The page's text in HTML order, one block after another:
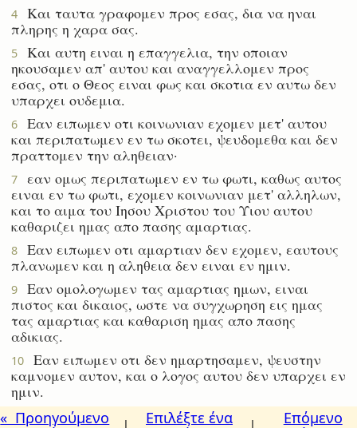
4
Και ταυτα γραφομεν προς εσας, δια να ηναι
πληρης η χαρα σας.
5
Και αυτη ειναι η επαγγελια, την οποιαν
ηκουσαμεν απ' αυτου και αναγγελλομεν προς
εσας, οτι ο Θεος ειναι φως και σκοτια εν αυτω δεν
υπαρχει ουδεμια.
6
Εαν ειπωμεν οτι κοινωνιαν εχομεν μετ' αυτου
και περιπατωμεν εν τω σκοτει, ψευδομεθα και δεν
πραττομεν την αληθειαν·
7
εαν ομως περιπατωμεν εν τω φωτι, καθως αυτος
ειναι εν τω φωτι, εχομεν κοινωνιαν μετ' αλληλων,
και το αιμα του Ιησου Χριστου του Υιου αυτου
καθαριζει ημας απο πασης αμαρτιας.
8
Εαν ειπωμεν οτι αμαρτιαν δεν εχομεν, εαυτους
πλανωμεν και η αληθεια δεν ειναι εν ημιν.
9
Εαν ομολογωμεν τας αμαρτιας ημων, ειναι
πιστος και δικαιος, ωστε να συγχωρηση εις ημας
τας αμαρτιας και καθαριση ημας απο πασης
αδικιας.
10
Εαν ειπωμεν οτι δεν ημαρτησαμεν, ψευστην
καμνομεν αυτον, και ο λογος αυτου δεν υπαρχει εν
ημιν.
« Προηγούμενο
Επιλέξτε ένα
Επόμενο